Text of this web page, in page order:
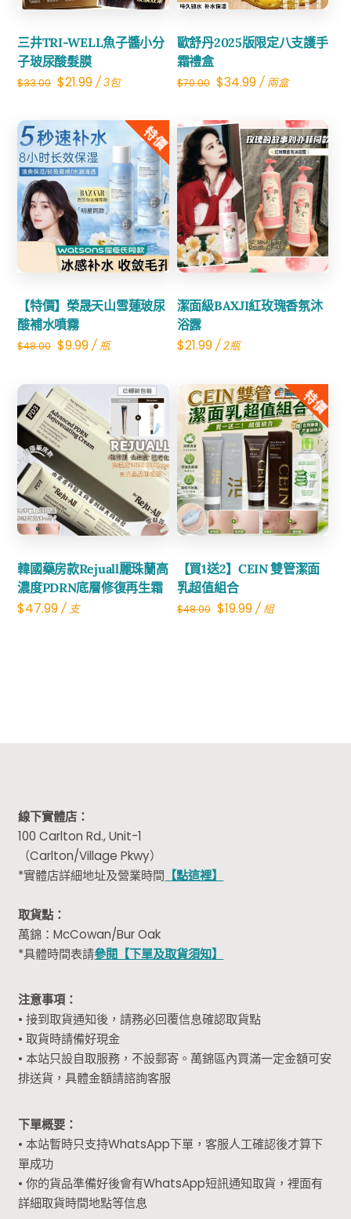
三井TRI-WELL魚子醬小分
子玻尿酸髮膜
$33.00 Original
was:
$33.00.
$21.99Current
is:
$21.99.
/ 3包
歐舒丹2025版限定八支護手
霜禮盒
$70.00 Original
was:
$70.00.
$34.99Current
is:
$34.99.
/ 兩盒
特價
【特價】榮晟天山雪蓮玻尿
酸補水噴霧
$48.00 Original
was:
$48.00.
$9.99Current
$9.99.
/ 瓶
Share
潔面級BAXJI紅玫瑰香氛沐
浴露
$21.99/ 2瓶
Share
韓國藥房款Rejuall麗珠蘭高
濃度PDRN底層修復再生霜
$47.99 / 支
Share
特價
【買1送2】CEIN 雙管潔面
乳超值組合
$48.00 Original
$19.99Current
/ 組
Share
線下實體店：
100 Carlton Rd., Unit-1
（Carlton/Village Pkwy）
*實體店詳細地址及營業時間 【點這裡】
取貨點：
萬錦：McCowan/Bur Oak
*具體時間表請參閱【下單及取貨須知】
注意事項：
• 接到取貨通知後，請務必回覆信息確認取貨點
• 取貨時請備好現金
• 本站只設自取服務，不設郵寄。萬錦區內買滿一定金額可安
排送貨，具體金額請諮詢客服
下單概要：
• 本站暫時只支持WhatsApp下單，客服人工確認後才算下
單成功
• 你的貨品準備好後會有WhatsApp短訊通知取貨，裡面有
詳細取貨時間地點等信息